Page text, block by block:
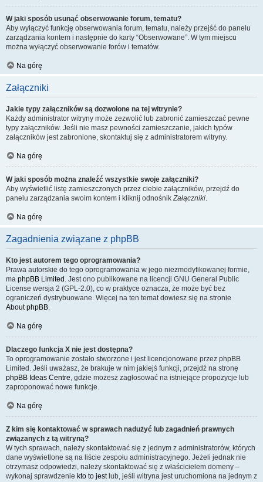
W jaki sposób usunąć obserwowanie forum, tematu?
Aby wyłączyć funkcję obserwowania forum, tematu, należy przejść do panelu
zarządzania kontem i następnie do karty “Obserwowane”. W tym miejscu
można wyłączyć obserwowanie forów i tematów.
Na górę
Załączniki
Jakie typy załączników są dozwolone na tej witrynie?
Każdy administrator witryny może zezwolić lub zabronić zamieszczać pewne
typy załączników. Jeśli nie masz pewności zamieszczanie, jakich typów
załączników jest zabronione, skontaktuj się z administratorem witryny.
Na górę
W jaki sposób można znaleźć wszystkie swoje załączniki?
Aby wyświetlić listę zamieszczonych przez ciebie załączników, przejdź do
panelu zarządzania swoim kontem i kliknij odnośnikZałączniki.
Na górę
Zagadnienia związane z phpBB
Kto jest autorem tego oprogramowania?
Prawa autorskie do tego oprogramowania w jego niezmodyfikowanej formie,
ma phpBB Limited . Jest ono publikowane na licencji GNU General Public
License wersja 2 (GPL-2.0), co w praktyce oznacza, że może być bez
ograniczeń dystrybuowane. Więcej na ten temat dowiesz się na stronie
About phpBB.
Na górę
Dlaczego funkcja X nie jest dostępna?
To oprogramowanie zostało stworzone i jest licencjonowane przez phpBB
Limited. Jeśli uważasz, że brakuje w nim jakiejś funkcji, przejdź na stronę
phpBB Ideas Centre, gdzie możesz zagłosować na istniejące propozycje lub
zaproponować nowe funkcje.
Na górę
Z kim się kontaktować w sprawach nadużyć lub zagadnień prawnych
związanych z tą witryną?
W tych sprawach, należy skontaktować się z jednym z administratorów, których
dane wyświetlone są na liście zespołu administracyjnego. Jeżeli jednak nie
otrzymasz odpowiedzi, należy skontaktować się z właścicielem domeny –
wykonaj sprawdzenie kto to jestlub, jeśli witryna jest uruchomiona na jednym z